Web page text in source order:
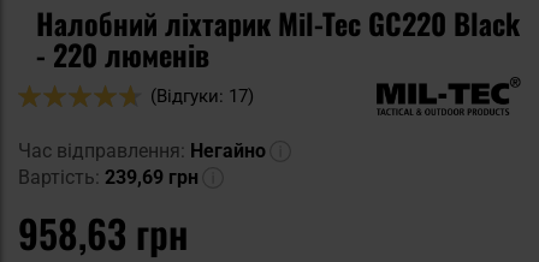
Налобний ліхтарик Mil-Tec GC220 Black
- 220 люменів
Оцінка:
(Відгуки: 17)
Час відправлення: Негайно
Вартість: 239,69 грн
958,63 грн